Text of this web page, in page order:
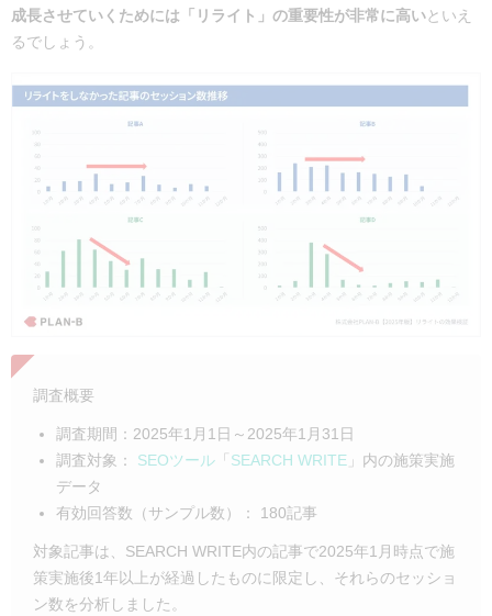
成長させていくためには「リライト」の重要性が非常に高いといえ
るでしょう。
調査概要
調査期間：2025年1月1日～2025年1月31日
調査対象： SEOツール「 SEARCH WRITE」内の施策実施
データ
有効回答数（サンプル数）： 180記事
対象記事は、SEARCH WRITE内の記事で2025年1月時点で施
策実施後1年以上が経過したものに限定し、それらのセッショ
ン数を分析しました。